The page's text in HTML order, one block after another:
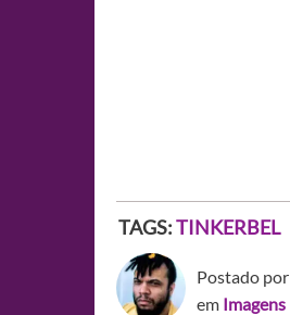
TAGS:TINKERBEL
Postado por
em Imagens